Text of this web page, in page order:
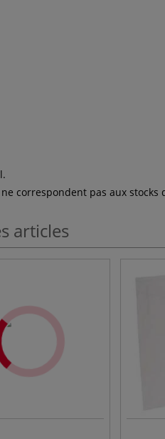
correspondent pas aux stocks
articles